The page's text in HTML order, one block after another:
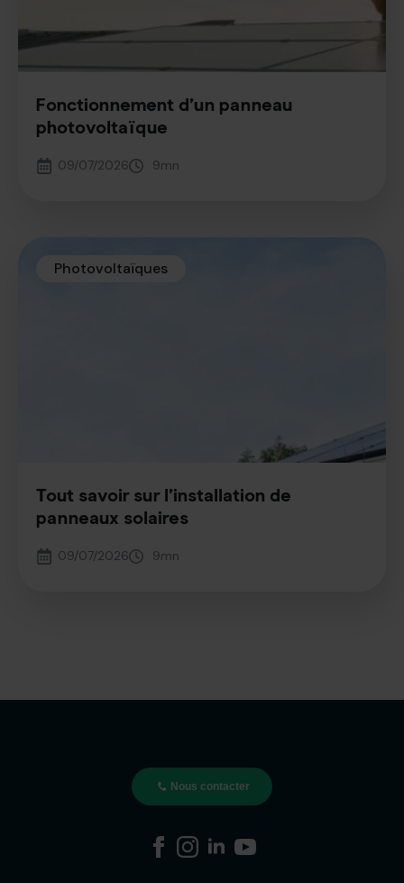
Fonctionnement d’un panneau
photovoltaïque
09/07/2026 9mn
Photovoltaïques
Tout savoir sur l’installation de
panneaux solaires
09/07/2026 9mn
Nous contacter